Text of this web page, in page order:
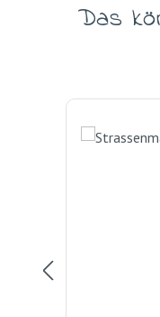
Produktgalerie
Das